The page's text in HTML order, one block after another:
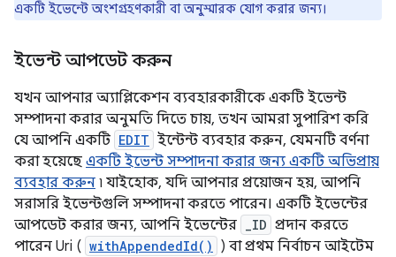
একটি ইভেন্টে অংশগ্রহণকারী বা অনুস্মারক যোগ করার জন্য।
ইভেন্ট আপডেট করুন
যখন আপনার অ্যাপ্লিকেশন ব্যবহারকারীকে একটি ইভেন্ট
সম্পাদনা করার অনুমতি দিতে চায়, তখন আমরা সুপারিশ করি
যে আপনি একটি EDIT ইন্টেন্ট ব্যবহার করুন, যেমনটি বর্ণনা
করা হয়েছে একটি ইভেন্ট সম্পাদনা করার জন্য একটি অভিপ্রায়
ব্যবহার করুন ৷ যাইহোক, যদি আপনার প্রয়োজন হয়, আপনি
সরাসরি ইভেন্টগুলি সম্পাদনা করতে পারেন। একটি ইভেন্টের
আপডেট করার জন্য, আপনি ইভেন্টের
_ID প্রদান করতে
পারেন Uri ( withAppendedId()
) বা প্রথম নির্বাচন আইটেম